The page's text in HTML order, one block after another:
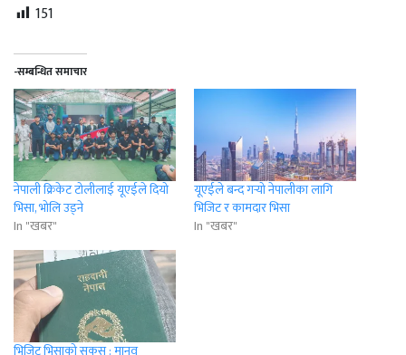
151
-सम्बन्धित समाचार
नेपाली क्रिकेट टोलीलाई यूएईले दियो
भिसा, भोलि उड्‌ने
In "खबर"
यूएईले बन्द गर्‍यो नेपालीका लागि
भिजिट र कामदार भिसा
In "खबर"